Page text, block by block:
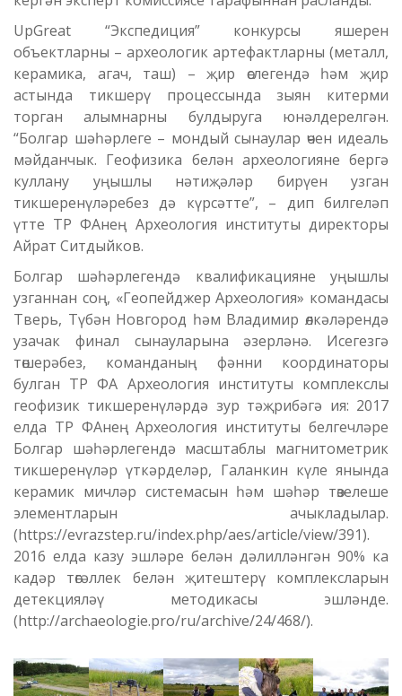
UpGreat “Экспедиция” конкурсы яшерен
объектларны – археологик артефактларны (металл,
керамика, агач, таш) – җир өслегендә һәм җир
астында тикшерү процессында зыян китерми
торган алымнарны булдыруга юнәлдерелгән.
“Болгар шәһәрлеге – мондый сынаулар өчен идеаль
мәйданчык. Геофизика белән археологияне бергә
куллану уңышлы нәтиҗәләр бирүен узган
тикшеренүләребез дә күрсәтте”, – дип билгеләп
үтте ТР ФАнең Археология институты директоры
Айрат Ситдыйков.
Болгар шәһәрлегендә квалификацияне уңышлы
узганнан соң, «Геопейджер Археология» командасы
Тверь, Түбән Новгород һәм Владимир өлкәләрендә
узачак финал сынауларына әзерләнә. Исегезгә
төшерәбез, команданың фәнни координаторы
булган ТР ФА Археология институты комплекслы
геофизик тикшеренүләрдә зур тәҗрибәгә ия: 2017
елда ТР ФАнең Археология институты белгечләре
Болгар шәһәрлегендә масштаблы магнитометрик
тикшеренүләр үткәрделәр, Галанкин күле янында
керамик мичләр системасын һәм шәһәр төзелеше
элементларын ачыкладылар.
(https://evrazstep.ru/index.php/aes/article/view/391).
2016 елда казу эшләре белән дәлилләнгән 90% ка
кадәр төгәллек белән җитештерү комплексларын
детекцияләү методикасы эшләнде.
(http://archaeologie.pro/ru/archive/24/468/).